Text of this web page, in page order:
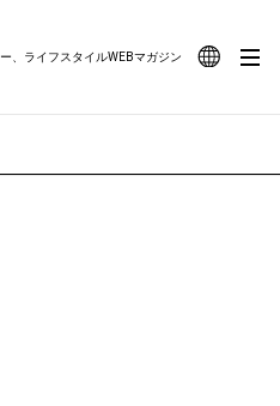
、ライフスタイルWEBマガジン
#OUTDOOR